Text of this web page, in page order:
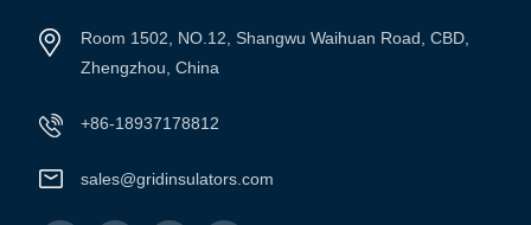
Room 1502, NO.12, Shangwu Waihuan Road, CBD,
Zhengzhou, China
+86-18937178812
sales@gridinsulators.com